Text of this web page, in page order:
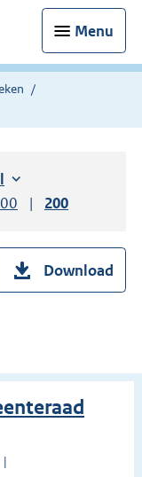
Menu
op:
oplopend
pagina
per pagina
resultaten per
Toon
200
Download